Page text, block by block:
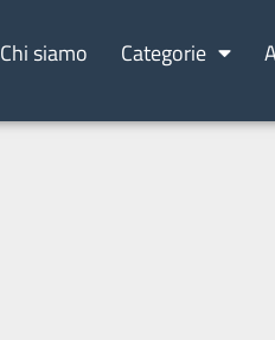
Chi siamo Categorie